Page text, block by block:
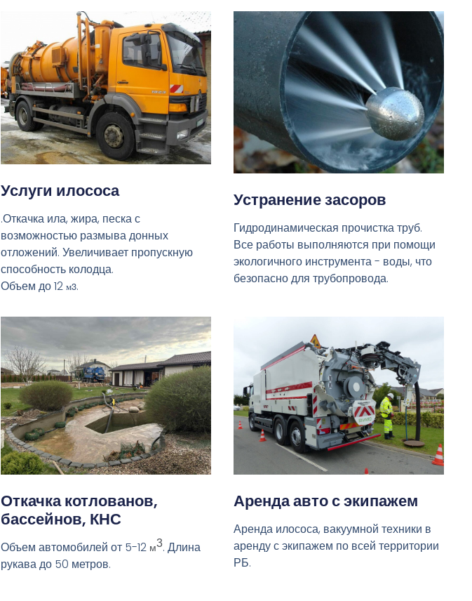
Услуги илососа
.Откачка ила, жира, песка с
возможностью размыва донных
отложений. Увеличивает пропускную
способность колодца.
Объем до 12 м3.
Устранение засоров
Гидродинамическая прочистка труб.
Все работы выполняются при помощи
экологичного инструмента - воды, что
безопасно для трубопровода.
Откачка котлованов,
бассейнов, КНС
Объем автомобилей от 5-12 м3. Длина
рукава до 50 метров.
Аренда авто с экипажем
Аренда илососа, вакуумной техники в
аренду с экипажем по всей территории
РБ.